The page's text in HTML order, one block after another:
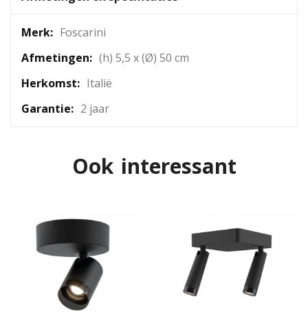
Meer
Foscarini
(h) 5,5 x (Ø) 50 cm
Italië
2 jaar
Ook interessant